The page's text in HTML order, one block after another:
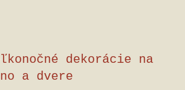
dekorácie na
a dvere